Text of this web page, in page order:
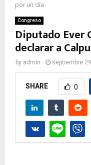
por un día
Congreso
Diputado Ever
declarar a
by admin septiembre
SHARE 0